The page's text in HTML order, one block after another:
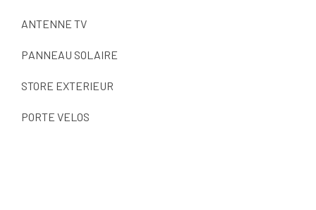
ANTENNE TV
PANNEAU SOLAIRE
STORE EXTERIEUR
PORTE VELOS